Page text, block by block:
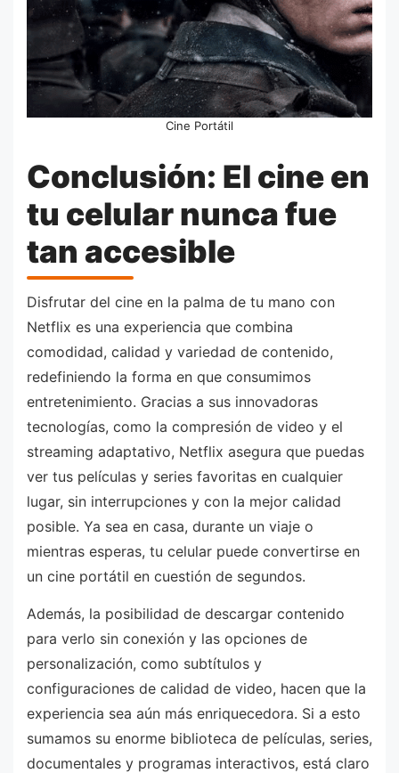
Cine Portátil
Conclusión: El cine en
tu celular nunca fue
tan accesible
Disfrutar del cine en la palma de tu mano con
Netflix es una experiencia que combina
comodidad, calidad y variedad de contenido,
redefiniendo la forma en que consumimos
entretenimiento. Gracias a sus innovadoras
tecnologías, como la compresión de video y el
streaming adaptativo, Netflix asegura que puedas
ver tus películas y series favoritas en cualquier
lugar, sin interrupciones y con la mejor calidad
posible. Ya sea en casa, durante un viaje o
mientras esperas, tu celular puede convertirse en
un cine portátil en cuestión de segundos.
Además, la posibilidad de descargar contenido
para verlo sin conexión y las opciones de
personalización, como subtítulos y
configuraciones de calidad de video, hacen que la
experiencia sea aún más enriquecedora. Si a esto
sumamos su enorme biblioteca de películas, series,
documentales y programas interactivos, está claro